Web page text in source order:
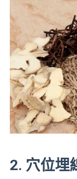
2. 穴位埋